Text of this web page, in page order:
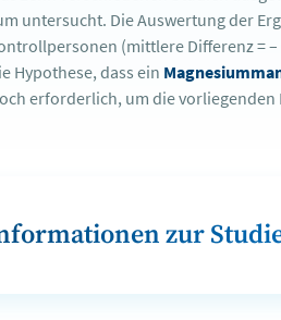
untersucht. Die Auswertung der
(mittlere Differenz =
Hypothese, dass ein
erforderlich, um die vorliegenden
zur